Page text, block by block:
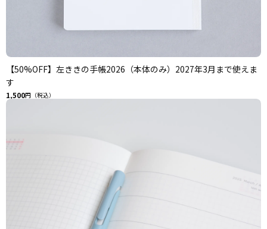
【50%OFF】左ききの手帳2026（本体のみ）2027年3月まで使えま
す
1,500円（税込）